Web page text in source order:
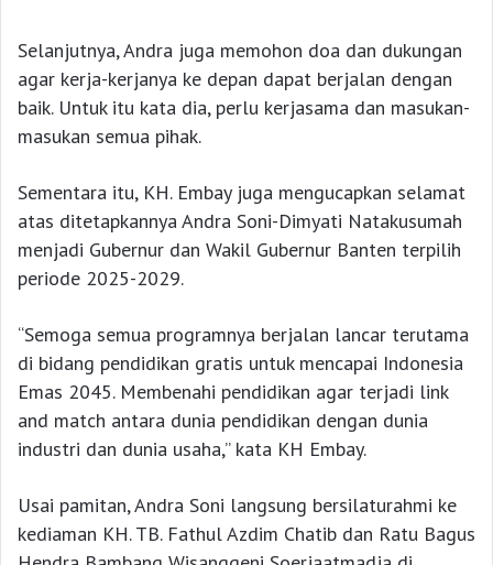
Selanjutnya, Andra juga memohon doa dan dukungan
agar kerja-kerjanya ke depan dapat berjalan dengan
baik. Untuk itu kata dia, perlu kerjasama dan masukan-
masukan semua pihak.
Sementara itu, KH. Embay juga mengucapkan selamat
atas ditetapkannya Andra Soni-Dimyati Natakusumah
menjadi Gubernur dan Wakil Gubernur Banten terpilih
periode 2025-2029.
“Semoga semua programnya berjalan lancar terutama
di bidang pendidikan gratis untuk mencapai Indonesia
Emas 2045. Membenahi pendidikan agar terjadi link
and match antara dunia pendidikan dengan dunia
industri dan dunia usaha,” kata KH Embay.
Usai pamitan, Andra Soni langsung bersilaturahmi ke
kediaman KH. TB. Fathul Azdim Chatib dan Ratu Bagus